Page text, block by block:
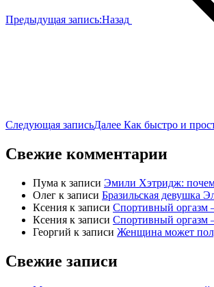
Предыдущая запись:Назад
Следующая записьДалее Как быстро и
Свежие комментарии
Пума к записи Эмили Хэтридж:
Олег к записи Бразильская девушка
Ксения к записи Спортивный оргазм
Ксения к записи Спортивный оргазм
Георгий к записи Женщина может
Свежие записи